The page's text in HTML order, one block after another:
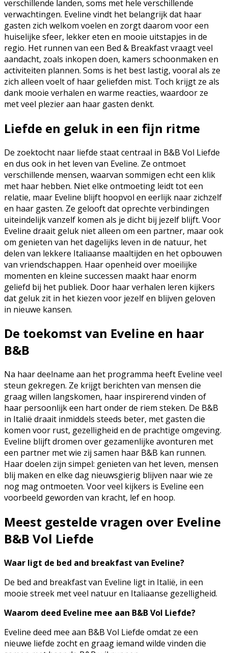
verschillende landen, soms met hele verschillende
verwachtingen. Eveline vindt het belangrijk dat haar
gasten zich welkom voelen en zorgt daarom voor een
huiselijke sfeer, lekker eten en mooie uitstapjes in de
regio. Het runnen van een Bed & Breakfast vraagt veel
aandacht, zoals inkopen doen, kamers schoonmaken en
activiteiten plannen. Soms is het best lastig, vooral als ze
zich alleen voelt of haar geliefden mist. Toch krijgt ze als
dank mooie verhalen en warme reacties, waardoor ze
met veel plezier aan haar gasten denkt.
Liefde en geluk in een fijn ritme
De zoektocht naar liefde staat centraal in B&B Vol Liefde
en dus ook in het leven van Eveline. Ze ontmoet
verschillende mensen, waarvan sommigen echt een klik
met haar hebben. Niet elke ontmoeting leidt tot een
relatie, maar Eveline blijft hoopvol en eerlijk naar zichzelf
en haar gasten. Ze gelooft dat oprechte verbindingen
uiteindelijk vanzelf komen als je dicht bij jezelf blijft. Voor
Eveline draait geluk niet alleen om een partner, maar ook
om genieten van het dagelijks leven in de natuur, het
delen van lekkere Italiaanse maaltijden en het opbouwen
van vriendschappen. Haar openheid over moeilijke
momenten en kleine successen maakt haar enorm
geliefd bij het publiek. Door haar verhalen leren kijkers
dat geluk zit in het kiezen voor jezelf en blijven geloven
in nieuwe kansen.
De toekomst van Eveline en haar
B&B
Na haar deelname aan het programma heeft Eveline veel
steun gekregen. Ze krijgt berichten van mensen die
graag willen langskomen, haar inspirerend vinden of
haar persoonlijk een hart onder de riem steken. De B&B
in Italië draait inmiddels steeds beter, met gasten die
komen voor rust, gezelligheid en de prachtige omgeving.
Eveline blijft dromen over gezamenlijke avonturen met
een partner met wie zij samen haar B&B kan runnen.
Haar doelen zijn simpel: genieten van het leven, mensen
blij maken en elke dag nieuwsgierig blijven naar wie ze
nog mag ontmoeten. Voor veel kijkers is Eveline een
voorbeeld geworden van kracht, lef en hoop.
Meest gestelde vragen over Eveline
B&B Vol Liefde
Waar ligt de bed and breakfast van Eveline?
De bed and breakfast van Eveline ligt in Italië, in een
mooie streek met veel natuur en Italiaanse gezelligheid.
Waarom deed Eveline mee aan B&B Vol Liefde?
Eveline deed mee aan B&B Vol Liefde omdat ze een
nieuwe liefde zocht en graag iemand wilde vinden die